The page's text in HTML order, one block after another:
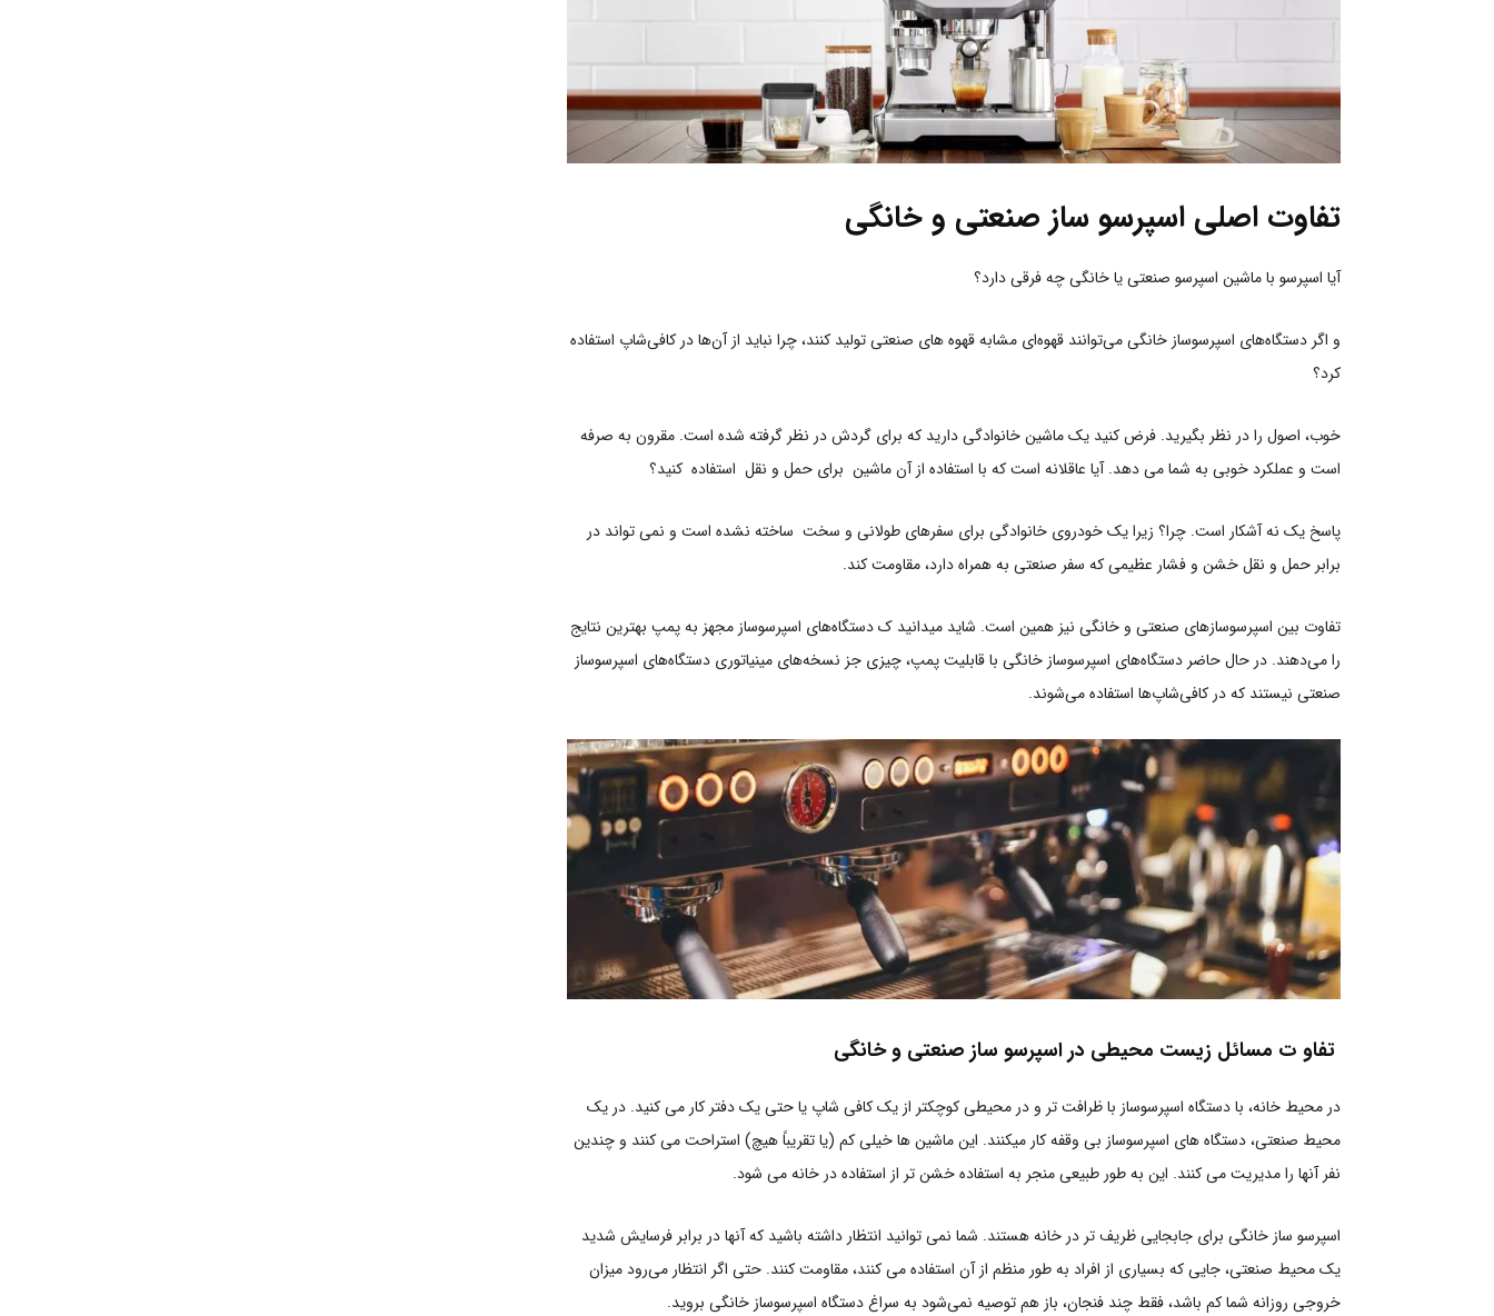
تفاوت اصلی اسپرسو ساز صنعتی و خانگی
آیا اسپرسو با ماشین اسپرسو صنعتی یا خانگی چه فرقی دارد؟
و اگر دستگاه‌های اسپرسوساز خانگی می‌توانند قهوه‌ای مشابه قهوه‌ های صنعتی تولید کنند، چرا نباید از آن‌ها در کافی‌شاپ استفاده
کرد؟
خوب، اصول را در نظر بگیرید. فرض کنید یک ماشین خانوادگی دارید که برای گردش در نظر گرفته شده است. مقرون به صرفه
است و عملکرد خوبی به شما می دهد. آیا عاقلانه است که با استفاده از آن ماشین برای حمل و نقل استفاده کنید؟
پاسخ یک نه آشکار است. چرا؟ زیرا یک خودروی خانوادگی برای سفرهای طولانی و سخت ساخته نشده است و نمی تواند در
برابر حمل و نقل خشن و فشار عظیمی که سفر صنعتی به همراه دارد، مقاومت کند.
تفاوت بین اسپرسوسازهای صنعتی و خانگی نیز همین است. شاید میدانید ک دستگاه‌های اسپرسوساز مجهز به پمپ بهترین نتایج
را می‌دهند. در حال حاضر دستگاه‌های اسپرسوساز خانگی با قابلیت پمپ، چیزی جز نسخه‌های مینیاتوری دستگاه‌های اسپرسوساز
صنعتی نیستند که در کافی‌شاپ‌ها استفاده می‌شوند.
تفاو ت مسائل زیست محیطی در اسپرسو ساز صنعتی و خانگی
در محیط خانه، با دستگاه اسپرسوساز با ظرافت تر و در محیطی کوچکتر از یک کافی شاپ یا حتی یک دفتر کار می کنید. در یک
محیط صنعتی، دستگاه های اسپرسوساز بی وقفه کار میکنند. این ماشین ها خیلی کم (یا تقریباً هیچ) استراحت می کنند و چندین
نفر آنها را مدیریت می کنند. این به طور طبیعی منجر به استفاده خشن تر از استفاده در خانه می شود.
اسپرسو ساز خانگی برای جابجایی ظریف تر در خانه هستند. شما نمی توانید انتظار داشته باشید که آنها در برابر فرسایش شدید
یک محیط صنعتی، جایی که بسیاری از افراد به طور منظم از آن استفاده می کنند، مقاومت کنند. حتی اگر انتظار می‌رود میزان
خروجی روزانه شما کم باشد، فقط چند فنجان، باز هم توصیه نمی‌شود به سراغ دستگاه اسپرسوساز خانگی بروید.